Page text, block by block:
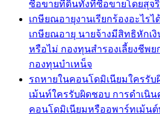
ซื้อขายที่ดินทั้งที่ซื้อขายโดยสุจริ
เกษียณอายุงานเรียกร้องอะไรไ
เกษียณอายุ นายจ้างมีสิทธิหักเ
หรือไม่ กองทุนสำรองเลี้ยงชีพย
กองทุนบำเหน็จ
รถหายในคอนโดมิเนียมใครรั
เม้นท์ใครรับผิดชอบ การดำเ
คอนโดมิเนียมหรืออพาร์ทเม้นต์